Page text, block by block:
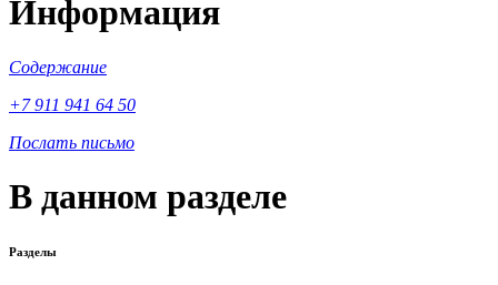
Информация
Содержание
+7 911 941 64 50
Послать письмо
В данном разделе
Разделы